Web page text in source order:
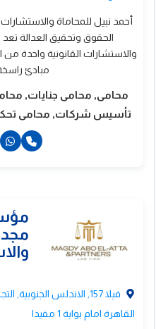
أحمد نبيل للمحاماة
الحقوق وتحقيق العدالة
والاستشارات القانونية واحدة من
مبادئ
محامى, محامى جنايات,
تأسيس شركات, محامى
فيلا 157, الاندلس
القاهرة امام بوابة 1 مفيدا